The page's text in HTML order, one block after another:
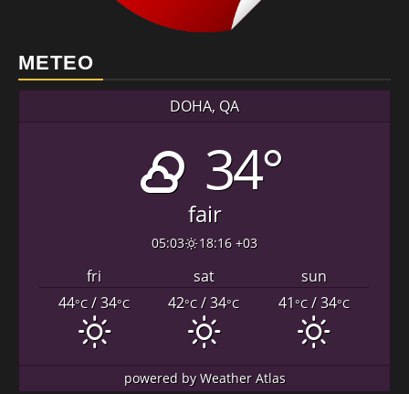
METEO
DOHA, QA
34°
fair
05:03 18:16 +03
fri sat
sun
44°C/ 34°C 42°C/ 34°C 41°C/ 34°C
powered byWeather Atlas